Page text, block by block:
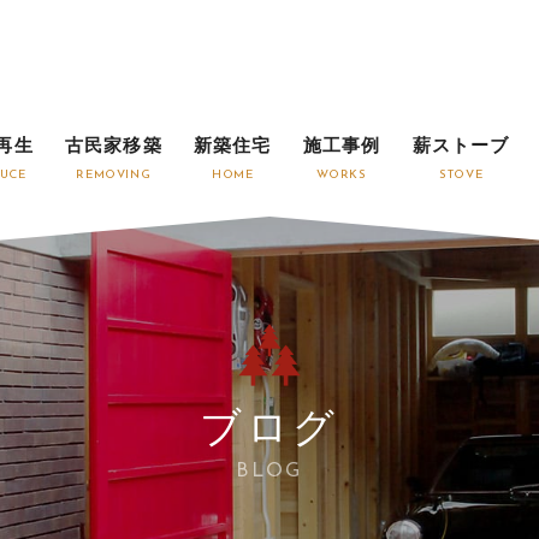
生 古民家移築
REMOVING
新築住宅
HOME
施工事例
WORKS
薪ストーブ
STOVE
ブログ
BLOG